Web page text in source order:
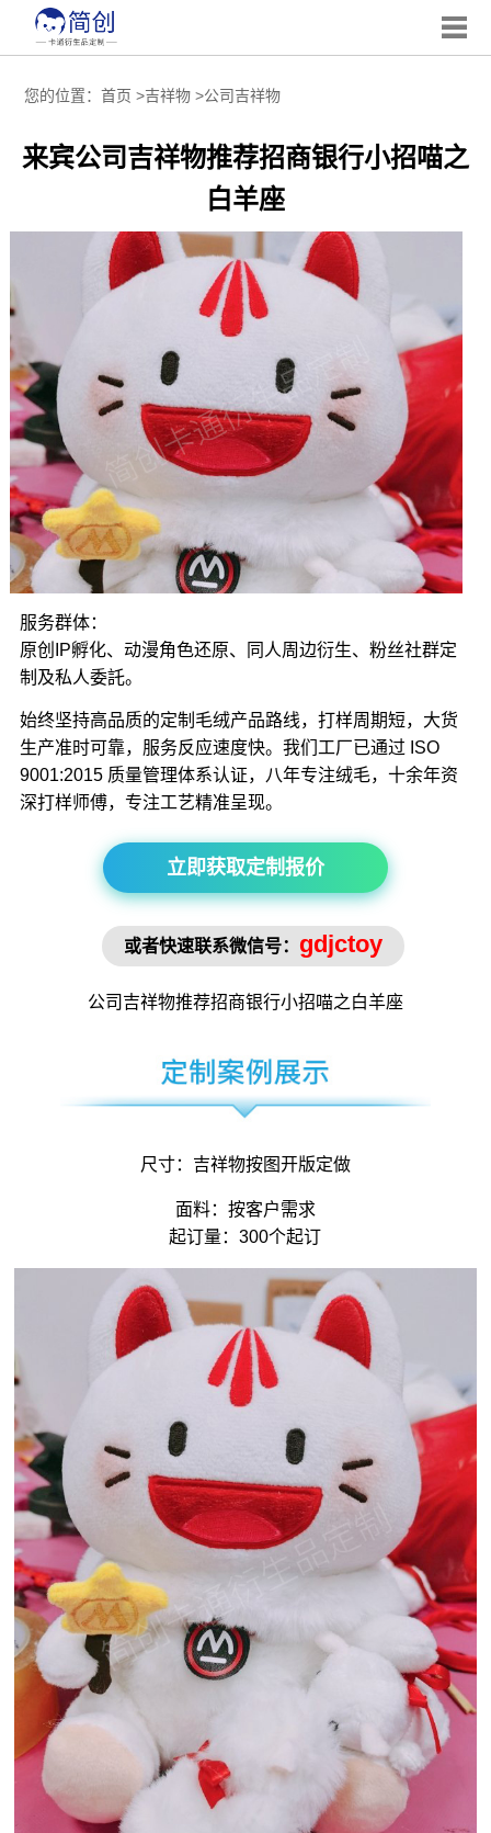
您的位置： 首页 >吉祥物>公司吉祥物
来宾公司吉祥物推荐招商银行小招喵之
白羊座
服务群体：
原创IP孵化、动漫角色还原、同人周边衍生、粉丝社群定
制及私人委託。
始终坚持高品质的定制毛绒产品路线，打样周期短，大货
生产准时可靠，服务反应速度快。我们工厂已通过 ISO
9001:2015 质量管理体系认证，八年专注绒毛，十余年资
深打样师傅，专注工艺精准呈现。
立即获取定制报价
或者快速联系微信号： gdjctoy
公司吉祥物推荐招商银行小招喵之白羊座
尺寸： 吉祥物按图开版定做
面料：按客户需求
起订量：300个起订